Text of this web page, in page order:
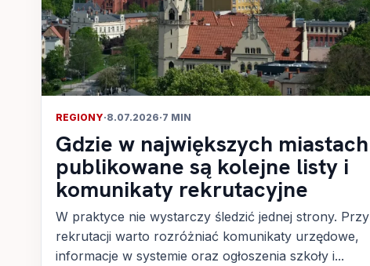
REGIONY·8.07.2026·7 MIN
Gdzie w największych miastach
publikowane są kolejne listy i
komunikaty rekrutacyjne
W praktyce nie wystarczy śledzić jednej strony. Przy
rekrutacji warto rozróżniać komunikaty urzędowe,
informacje w systemie oraz ogłoszenia szkoły i...